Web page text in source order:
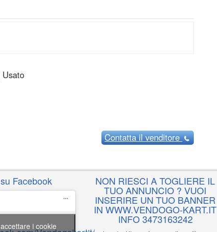
Contattail venditore
Facebook
i cookie
NON RIESCI A TOGLIERE IL
TUO ANNUNCIO ? VUOI
INSERIRE UN TUO BANNER
IN WWW.VENDOGO-KART.IT
INFO 3473163242